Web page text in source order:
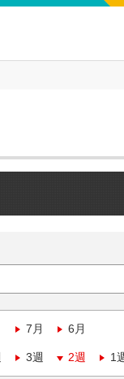
7月 6月
3週 2週 1